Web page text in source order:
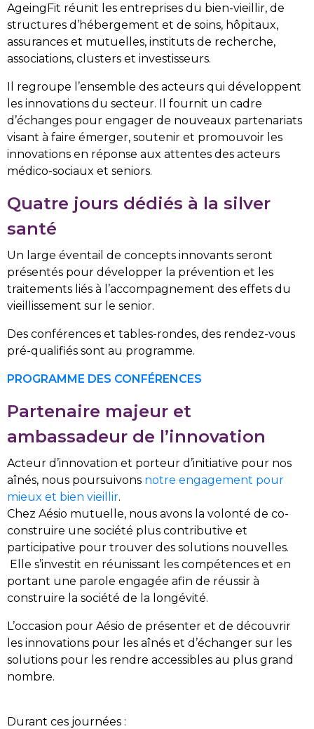
AgeingFit réunit les entreprises du bien-vieillir, de
structures d’hébergement et de soins, hôpitaux,
assurances et mutuelles, instituts de recherche,
associations, clusters et investisseurs.
Il regroupe l’ensemble des acteurs qui développent
les innovations du secteur. Il fournit un cadre
d’échanges pour engager de nouveaux partenariats
visant à faire émerger, soutenir et promouvoir les
innovations en réponse aux attentes des acteurs
médico-sociaux et seniors.
Quatre jours dédiés à la silver
santé
Un large éventail de concepts innovants seront
présentés pour développer la prévention et les
traitements liés à l’accompagnement des effets du
vieillissement sur le senior.
Des conférences et tables-rondes, des rendez-vous
pré-qualifiés sont au programme.
PROGRAMME DES CONFÉRENCES
Partenaire majeur et
ambassadeur de l’innovation
Acteur d’innovation et porteur d’initiative pour nos
aînés, nous poursuivons notre engagement pour
mieux et bien vieillir.
Chez Aésio mutuelle, nous avons la volonté de co-
construire une société plus contributive et
participative pour trouver des solutions nouvelles.
Elle s’investit en réunissant les compétences et en
portant une parole engagée afin de réussir à
construire la société de la longévité.
L’occasion pour Aésio de présenter et de découvrir
les innovations pour les aînés et d’échanger sur les
solutions pour les rendre accessibles au plus grand
nombre.
Durant ces journées :